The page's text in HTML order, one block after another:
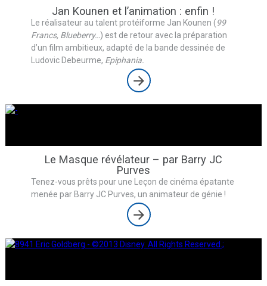
Jan Kounen et l’animation : enfin !
Le réalisateur au talent protéiforme Jan Kounen (99
Francs, Blueberry…) est de retour avec la préparation
d’un film ambitieux, adapté de la bande dessinée de
Ludovic Debeurme, Epiphania.
Le Masque révélateur – par Barry JC
Purves
Tenez-vous prêts pour une Leçon de cinéma épatante
menée par Barry JC Purves, un animateur de génie !